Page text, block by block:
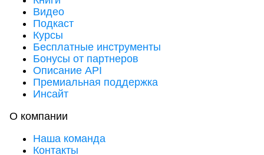
Видео
Подкаст
Курсы
Бесплатные инструменты
Бонусы от партнеров
Описание API
Премиальная поддержка
Инсайт
О компании
Наша команда
Контакты